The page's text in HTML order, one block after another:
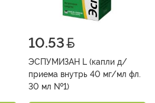
10.53
ЭСПУМИЗАН L (капли д/
приема внутрь 40 мг/мл фл.
30 мл №1)